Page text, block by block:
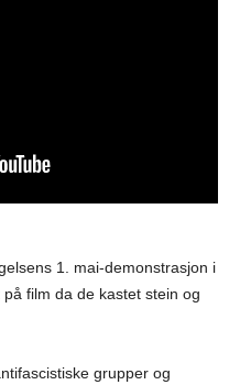
1. mai-demonstrasjon i
film da de kastet stein og
grupper og